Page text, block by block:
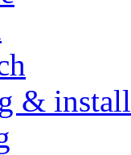
&